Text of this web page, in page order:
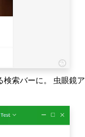
検索バーに。 虫眼鏡ア